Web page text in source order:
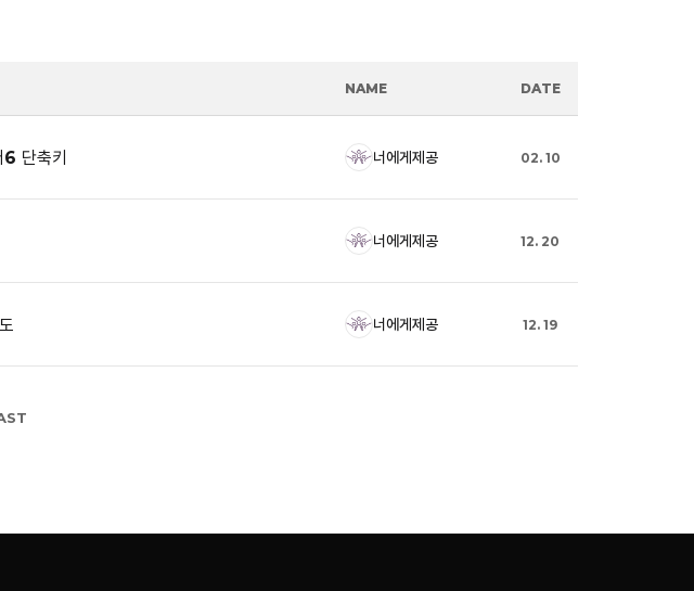
NAME DATE
단축키 너에게제공 02. 10
너에게제공 12. 20
너에게제공 12. 19